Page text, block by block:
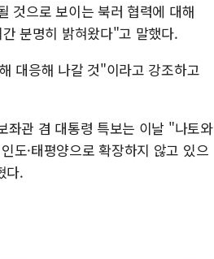
것으로 보이는 북러 협력에 대해
분명히 밝혀왔다"고 말했다.
대응해 나갈 것"이라고 강조하고
좌관 겸 대통령 특보는 이날 "나토와
도·태평양으로 확장하지 않고 있으
다.